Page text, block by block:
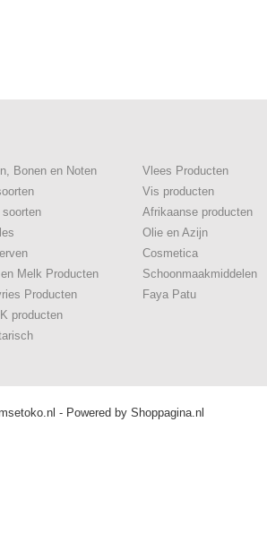
Bonen en Noten
soorten
Melk Producten
Producten
producten
Vlees Producten
Vis producten
Afrikaanse producten
Olie en Azijn
Cosmetica
Schoonmaakmiddelen
Faya Patu
- Powered by Shoppagina.nl